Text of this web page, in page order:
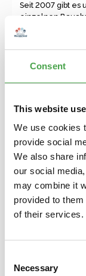
Consent
This website
We use cookies
provide social
We also share
our social
may combine it
provided to
of their services.
Selection
Necessary
Seit 2007 gibt es
einzelnen
diesem Jahr ha…